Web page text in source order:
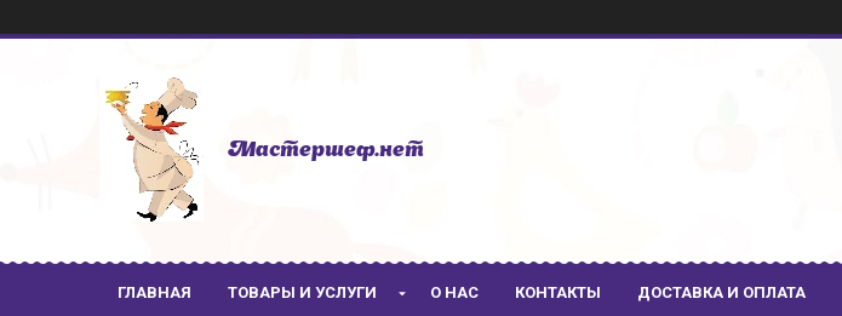
Мастершеф.нет
ГЛАВНАЯ ТОВАРЫ И УСЛУГИ О НАС КОНТАКТЫ ДОСТАВКА И ОПЛАТА